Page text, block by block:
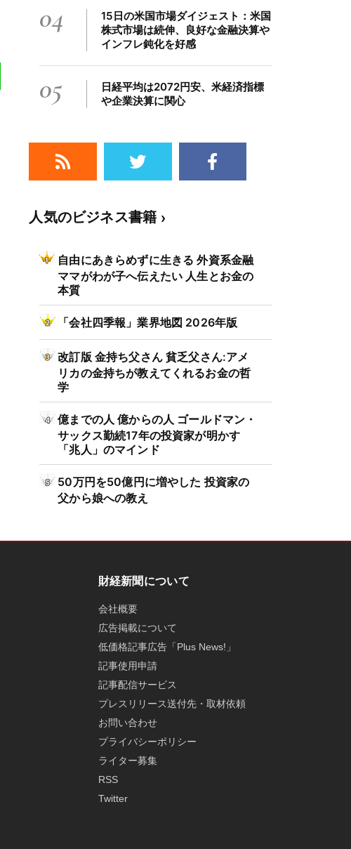
04
15日の米国市場ダイジェスト：米国
株式市場は続伸、良好な金融決算や
インフレ鈍化を好感
05
日経平均は2072円安、米経済指標
や企業決算に関心
人気のビジネス書籍
自由にあきらめずに生きる 外資系金融
ママがわが子へ伝えたい 人生とお金の
本質
「会社四季報」業界地図 2026年版
改訂版 金持ち父さん 貧乏父さん:アメ
リカの金持ちが教えてくれるお金の哲
学
億までの人 億からの人 ゴールドマン・
サックス勤続17年の投資家が明かす
「兆人」のマインド
50万円を50億円に増やした 投資家の
父から娘への教え
財経新聞について
会社概要
広告掲載について
低価格記事広告「Plus News!」
記事使用申請
記事配信サービス
プレスリリース送付先・取材依頼
お問い合わせ
プライバシーポリシー
ライター募集
RSS
Twitter